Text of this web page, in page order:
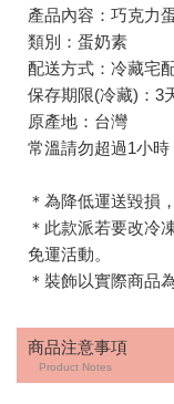
產品內容：巧克力
類別：蛋奶素
配送方式：冷藏宅
保存期限(冷藏)：3
原產地：台灣
常溫請勿超過1小時
＊為降低運送毀損
＊此款派若要改冷
免運活動。
＊裝飾以實際商品
商品注意事項
Product Notes